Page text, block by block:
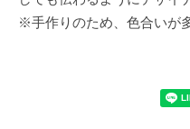
※手作りのため、色合いが